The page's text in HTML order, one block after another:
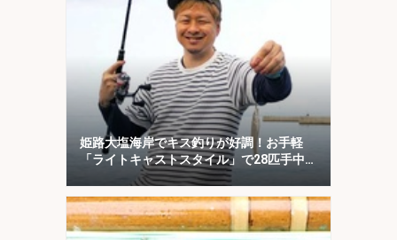
姫路大塩海岸でキス釣りが好調！お手軽
「ライトキャストスタイル」で28匹手中